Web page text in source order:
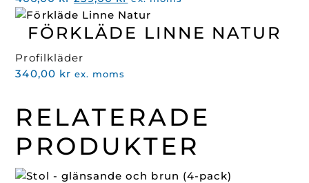
ursprungliga
priset
466,00 kr.
nuvarande
priset
FÖRKLÄDE LINNE NATUR
Profilkläder
340,00 kr ex. moms
RELATERADE
PRODUKTER